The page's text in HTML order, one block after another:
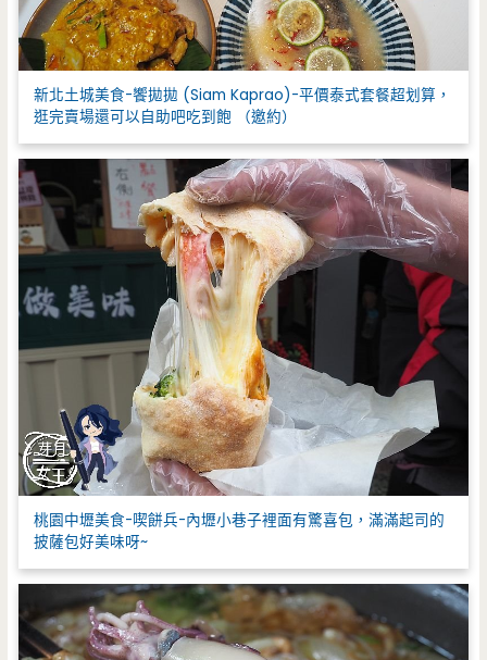
新北土城美食-饗拋拋 (Siam Kaprao)-平價泰式套餐超划算，
逛完賣場還可以自助吧吃到飽 （邀約）
桃園中壢美食-喫餅兵-內壢小巷子裡面有驚喜包，滿滿起司的
披薩包好美味呀~